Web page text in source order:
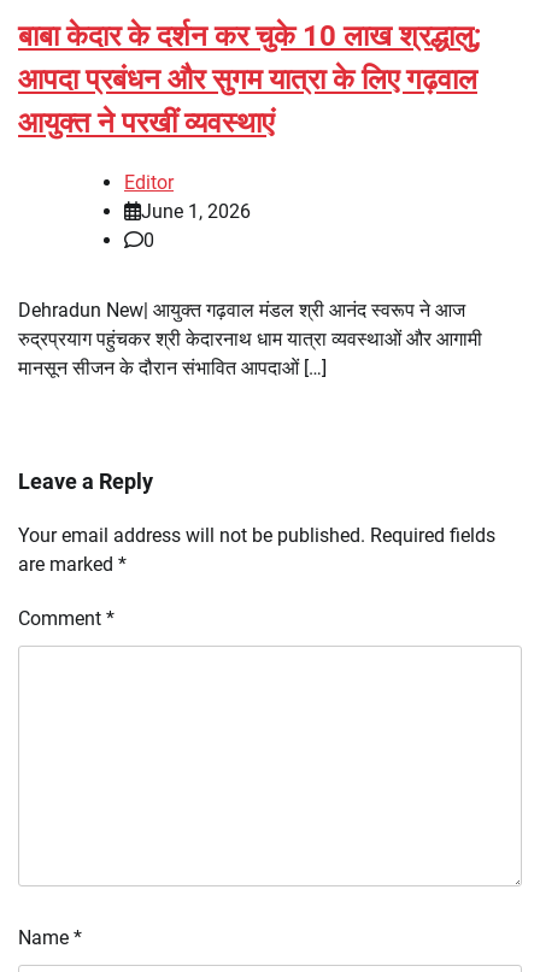
बाबा केदार के दर्शन कर चुके 10 लाख श्रद्धालु;
आपदा प्रबंधन और सुगम यात्रा के लिए गढ़वाल
आयुक्त ने परखीं व्यवस्थाएं
Editor
June 1, 2026
0
Dehradun New| आयुक्त गढ़वाल मंडल श्री आनंद स्वरूप ने आज
रुद्रप्रयाग पहुंचकर श्री केदारनाथ धाम यात्रा व्यवस्थाओं और आगामी
मानसून सीजन के दौरान संभावित आपदाओं […]
Leave a Reply
Your email address will not be published. Required fields
are marked *
Comment *
Name *